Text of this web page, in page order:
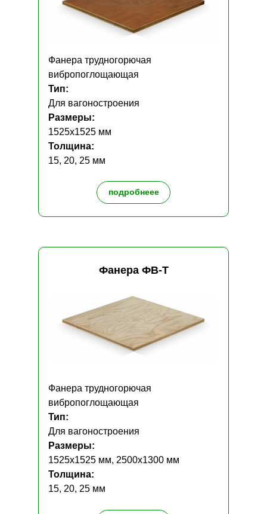
подробнеее
Фанера трудногорючая
вибропоглощающая
Тип:
Для вагоностроения
Размеры:
1525x1525 мм
Толщина:
15, 20, 25 мм
Фанера трудногорючая
вибропоглощающая
Тип:
Для вагоностроения
Размеры:
1525х1525 мм, 2500х1300 мм
Толщина:
15, 20, 25 мм
Фанера ФВ-Т